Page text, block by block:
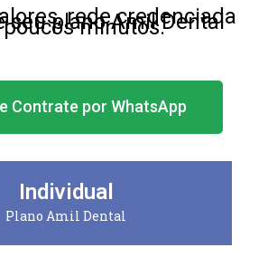
rede credenciada
seu plano Amil Dental
minutos.
Contrate por WhatsApp
Individual
Plano Amil Dental